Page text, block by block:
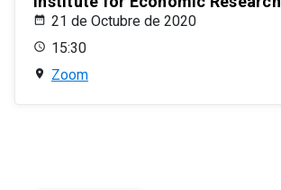
21 de Octubre de 2020
15:30
Zoom